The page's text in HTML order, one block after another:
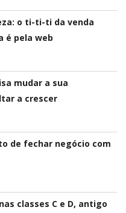
o ti-ti-ti da venda
é pela web
mudar a sua
a crescer
de fechar negócio com
classes C e D, antigo